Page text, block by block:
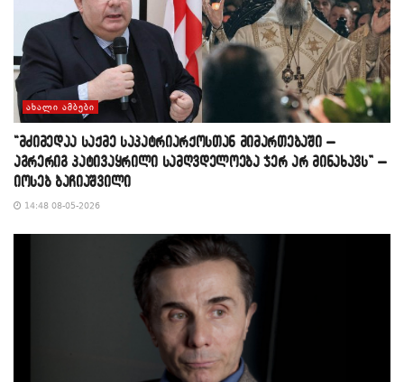
ᲐᲮᲐᲚᲘ ᲐᲛᲑᲔᲑᲘ
“მძიმედაა საქმე საპატრიარქოსთან მიმართებაში –
აგრერიგ პატივაყრილი სამღვდელოება ჯერ არ მინახავს” –
იოსებ ბაჩიაშვილი
14:48 08-05-2026